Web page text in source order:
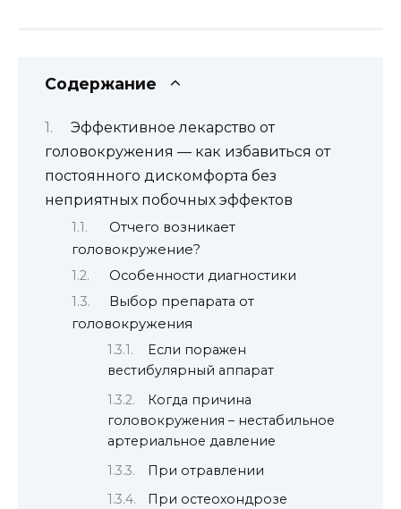
Содержание
Эффективное лекарство от
головокружения — как избавиться от
постоянного дискомфорта без
неприятных побочных эффектов
Отчего возникает
головокружение?
Особенности диагностики
Выбор препарата от
головокружения
Если поражен
вестибулярный аппарат
Когда причина
головокружения – нестабильное
артериальное давление
При отравлении
При остеохондрозе